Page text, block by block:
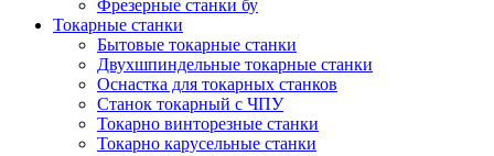
Фрезерные станки бу
Токарные станки
Бытовые токарные станки
Двухшпиндельные токарные станки
Оснастка для токарных станков
Станок токарный с ЧПУ
Токарно винторезные станки
Токарно карусельные станки